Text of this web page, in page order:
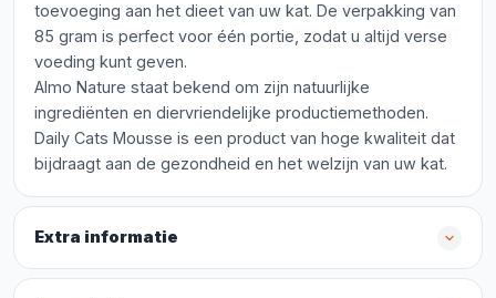
toevoeging aan het dieet van uw kat. De verpakking van
85 gram is perfect voor één portie, zodat u altijd verse
voeding kunt geven.
Almo Nature staat bekend om zijn natuurlijke
ingrediënten en diervriendelijke productiemethoden.
Daily Cats Mousse is een product van hoge kwaliteit dat
bijdraagt aan de gezondheid en het welzijn van uw kat.
Extra informatie